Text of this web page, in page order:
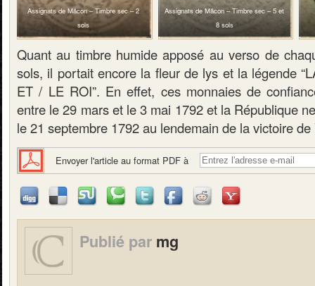
Assignats de Mâcon – Timbre sec – 2
sols
Assignats de Mâcon – Timbre sec – 5 et
8 sols
Quant au timbre humide apposé au verso de
sols, il portait encore la fleur de lys et la légende
ET / LE ROI”. En effet, ces monnaies de
entre le 29 mars et le 3 mai 1792 et la République
le 21 septembre 1792 au lendemain de la victoire de
Envoyer l'article au format PDF à
Publié par mg